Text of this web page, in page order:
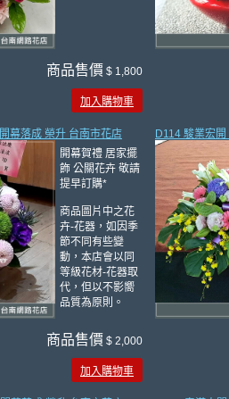
商品售價 $ 1,800
加入購物車
幕落成 榮升 台南市花店
開幕賀禮 居家擺
飾 公關花卉 敬請
提早訂購*
商品圖片中之花
卉-花器，如因季
節不同有些變
動，本店會以同
等級花材-花器取
代，但以不影嚮
品質為原則。
商品售價 $ 2,000
加入購物車
D114 駿業宏